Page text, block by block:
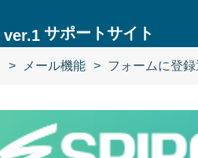
ver.1 サポートサイト
メール機能 フォームに登